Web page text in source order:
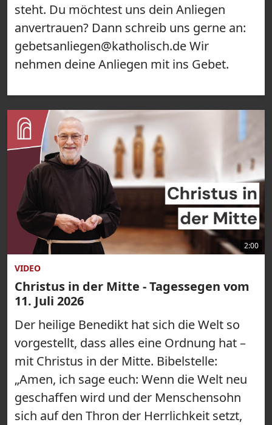
steht. Du möchtest uns dein Anliegen
anvertrauen? Dann schreib uns gerne an:
gebetsanliegen@katholisch.de Wir
nehmen deine Anliegen mit ins Gebet.
2:00
VIDEO
Christus in der Mitte - Tagessegen vom
11. Juli 2026
Der heilige Benedikt hat sich die Welt so
vorgestellt, dass alles eine Ordnung hat –
mit Christus in der Mitte. Bibelstelle:
„Amen, ich sage euch: Wenn die Welt neu
geschaffen wird und der Menschensohn
sich auf den Thron der Herrlichkeit setzt,